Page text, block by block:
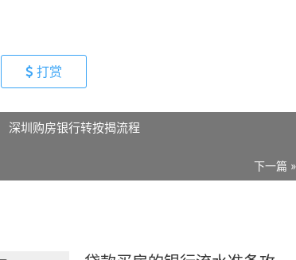
打赏
深圳购房银行转按揭流程
下一篇 »